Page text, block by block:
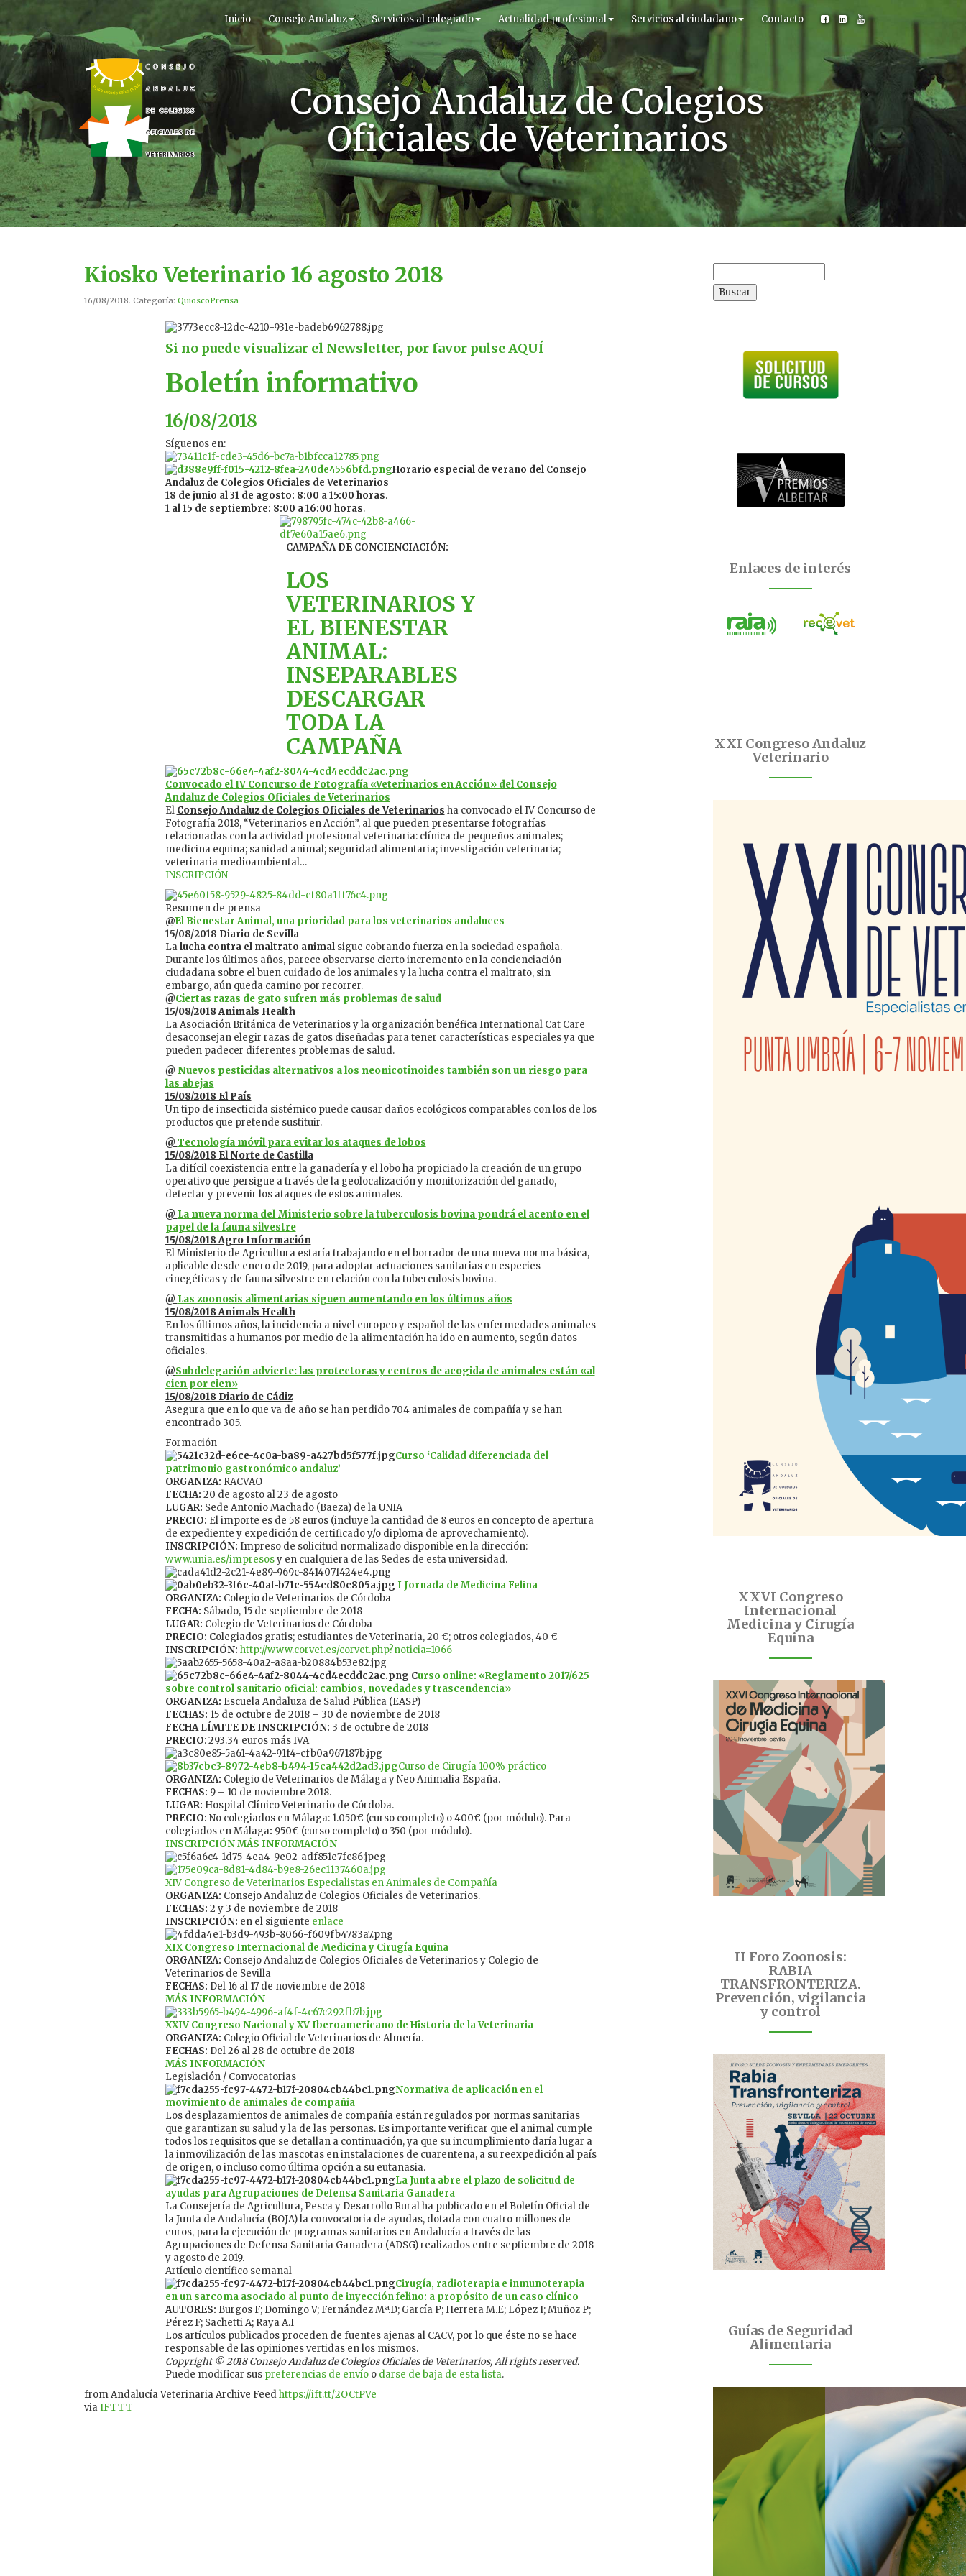
Consejo Andaluz de Colegios
Oficiales de Veterinarios
Inicio Consejo Andaluz Servicios al colegiado Actualidad profesional Servicios al ciudadano Contacto
Kiosko Veterinario 16 agosto 2018
16/08/2018. Categoría: QuioscoPrensa
Si no puede visualizar el Newsletter, por favor pulseAQUÍ
Boletín informativo
16/08/2018
Síguenos en:
Horario especial de verano del Consejo
Andaluz de Colegios Oficiales de Veterinarios
18 de junio al 31 de agosto: 8:00 a 15:00 horas.
1 al 15 de septiembre: 8:00 a 16:00 horas.
CAMPAÑA DE CONCIENCIACIÓN:
LOS
VETERINARIOS Y
EL BIENESTAR
ANIMAL:
INSEPARABLES
DESCARGAR
TODA LA
CAMPAÑA
Convocado el IV Concurso de Fotografía «Veterinarios en Acción» del Consejo
Andaluz de Colegios Oficiales de Veterinarios
El Consejo Andaluz de Colegios Oficiales de Veterinarios ha convocado el IV Concurso de
Fotografía 2018, “Veterinarios en Acción”, al que pueden presentarse fotografías
relacionadas con la actividad profesional veterinaria: clínica de pequeños animales;
medicina equina; sanidad animal; seguridad alimentaria; investigación veterinaria;
veterinaria medioambiental…
INSCRIPCIÓN
Resumen de prensa
@El Bienestar Animal, una prioridad para los veterinarios andaluces
15/08/2018 Diario de Sevilla
Lalucha contra el maltrato animalsigue cobrando fuerza en la sociedad española.
Durante los últimos años, parece observarse cierto incremento en la concienciación
ciudadana sobre el buen cuidado de los animales y la lucha contra el maltrato, sin
embargo, aún queda camino por recorrer.
@Ciertas razas de gato sufren más problemas de salud
15/08/2018 Animals Health
La Asociación Británica de Veterinarios y la organización benéfica International Cat Care
desaconsejan elegir razas de gatos diseñadas para tener características especiales ya que
pueden padecer diferentes problemas de salud.
@ Nuevos pesticidas alternativos a los neonicotinoides también son un riesgo para
las abejas
15/08/2018 El País
Un tipo de insecticida sistémico puede causar daños ecológicos comparables con los de los
productos que pretende sustituir.
@ Tecnología móvil para evitar los ataques de lobos
15/08/2018 El Norte de Castilla
La difícil coexistencia entre la ganadería y el lobo ha propiciado la creación de un grupo
operativo que persigue a través de la geolocalización y monitorización del ganado,
detectar y prevenir los ataques de estos animales.
@ La nueva norma del Ministerio sobre la tuberculosis bovina pondrá el acento en el
papel de la fauna silvestre
15/08/2018 Agro Información
El Ministerio de Agricultura estaría trabajando en el borrador de una nueva norma básica,
aplicable desde enero de 2019, para adoptar actuaciones sanitarias en especies
cinegéticas y de fauna silvestre en relación con la tuberculosis bovina.
@ Las zoonosis alimentarias siguen aumentando en los últimos años
15/08/2018 Animals Health
En los últimos años, la incidencia a nivel europeo y español de las enfermedades animales
transmitidas a humanos por medio de la alimentación ha ido en aumento, según datos
oficiales.
@Subdelegación advierte: las protectoras y centros de acogida de animales están «al
cien por cien»
15/08/2018 Diario de Cádiz
Asegura que en lo que va de año se han perdido 704 animales de compañía y se han
encontrado 305.
Formación
Curso ‘Calidad diferenciada del
patrimonio gastronómico andaluz’
ORGANIZA: RACVAO
FECHA: 20 de agosto al 23 de agosto
LUGAR: Sede Antonio Machado (Baeza) de la UNIA
PRECIO: El importe es de 58 euros (incluye la cantidad de 8 euros en concepto de apertura
de expediente y expedición de certificado y/o diploma de aprovechamiento).
INSCRIPCIÓN: Impreso de solicitud normalizado disponible en la dirección:
www.unia.es/impresosy en cualquiera de las Sedes de esta universidad.
I Jornada de Medicina Felina
ORGANIZA: Colegio de Veterinarios de Córdoba
FECHA: Sábado, 15 de septiembre de 2018
LUGAR: Colegio de Veterinarios de Córdoba
PRECIO: Colegiados gratis; estudiantes de Veterinaria, 20 €; otros colegiados, 40 €
INSCRIPCIÓN: http://www.corvet.es/corvet.php?noticia=1066
Curso online: «Reglamento 2017/625
sobre control sanitario oficial: cambios, novedades y trascendencia»
ORGANIZA: Escuela Andaluza de Salud Pública (EASP)
FECHAS: 15 de octubre de 2018 – 30 de noviembre de 2018
FECHA LÍMITE DE INSCRIPCIÓN: 3 de octubre de 2018
PRECIO: 293.34 euros más IVA
Curso de Cirugía 100% práctico
ORGANIZA: Colegio de Veterinarios de Málaga y Neo Animalia España.
FECHAS: 9 – 10 de noviembre 2018.
LUGAR: Hospital Clínico Veterinario de Córdoba.
PRECIO: No colegiados en Málaga: 1.050€ (curso completo) o 400€ (por módulo). Para
colegiados en Málaga: 950€ (curso completo) o 350 (por módulo).
INSCRIPCIÓN MÁS INFORMACIÓN
XIV Congreso de Veterinarios Especialistas en Animales de Compañía
ORGANIZA: Consejo Andaluz de Colegios Oficiales de Veterinarios.
FECHAS: 2 y 3 de noviembre de 2018
INSCRIPCIÓN: en el siguiente enlace
XIX Congreso Internacional de Medicina y Cirugía Equina
ORGANIZA: Consejo Andaluz de Colegios Oficiales de Veterinarios y Colegio de
Veterinarios de Sevilla
FECHAS: Del 16 al 17 de noviembre de 2018
MÁS INFORMACIÓN
XXIV Congreso Nacional y XV Iberoamericano de Historia de la Veterinaria
ORGANIZA: Colegio Oficial de Veterinarios de Almería.
FECHAS: Del 26 al 28 de octubre de 2018
MÁS INFORMACIÓN
Legislación / Convocatorias
Normativa de aplicación en el
movimiento de animales de compañia
Los desplazamientos de animales de compañía están regulados por normas sanitarias
que garantizan su salud y la de las personas. Es importante verificar que el animal cumple
todos los requisitos que se detallan a continuación, ya que su incumplimiento daría lugar a
la inmovilización de las mascotas en instalaciones de cuarentena, a su reexpedición al país
de origen, o incluso como última opción a su eutanasia.
La Junta abre el plazo de solicitud de
ayudas para Agrupaciones de Defensa Sanitaria Ganadera
La Consejería de Agricultura, Pesca y Desarrollo Rural ha publicado en el Boletín Oficial de
la Junta de Andalucía (BOJA) la convocatoria de ayudas, dotada con cuatro millones de
euros, para la ejecución de programas sanitarios en Andalucía a través de las
Agrupaciones de Defensa Sanitaria Ganadera (ADSG) realizados entre septiembre de 2018
y agosto de 2019.
Artículo científico semanal
Cirugía, radioterapia e inmunoterapia
en un sarcoma asociado al punto de inyección felino: a propósito de un caso clínico
AUTORES: Burgos F; Domingo V; Fernández Mª.D; García P; Herrera M.E; López I; Muñoz P;
Pérez F; Sachetti A; Raya A.I
Los artículos publicados proceden de fuentes ajenas al CACV, por lo que éste no se hace
responsable de las opiniones vertidas en los mismos.
Copyright © 2018 Consejo Andaluz de Colegios Oficiales de Veterinarios, All rights reserved.
Puede modificar sus preferencias de envíoo darse de baja de esta lista.
from Andalucía Veterinaria Archive Feedhttps://ift.tt/2OCtPVe
viaIFTTT
Enlaces de interés
XXI Congreso Andaluz
Veterinario
XXVI Congreso
Internacional
Medicina y Cirugía
Equina
II Foro Zoonosis:
RABIA
TRANSFRONTERIZA.
Prevención, vigilancia
y control
Guías de Seguridad
Alimentaria